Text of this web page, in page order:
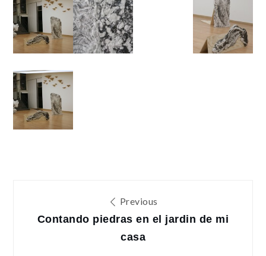
Navegación
de
Previous
Contando piedras en el jardin de mi
casa